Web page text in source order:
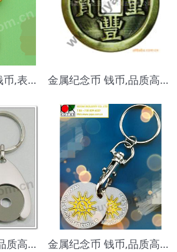
金属纪念币 铁质钱币,表面电镀金，入烤漆颜色，品质高档,做工精美 金属纪念币 钱币,品质高档,做工精美
金属纪念币 钱币,品质高档,做工精美，LOGO可镭射 金属纪念币 钱币,品质高档, 做工精美